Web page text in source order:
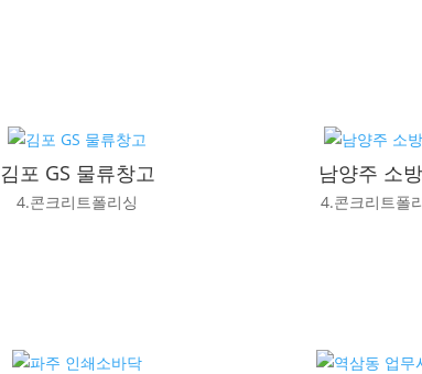
김포 GS 물류창고
4.콘크리트폴리싱
남양주 소
4.콘크리트폴